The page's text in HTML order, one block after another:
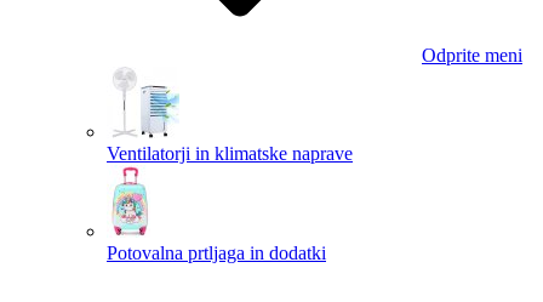
Odprite meni
Ventilatorji in klimatske naprave
Potovalna prtljaga in dodatki